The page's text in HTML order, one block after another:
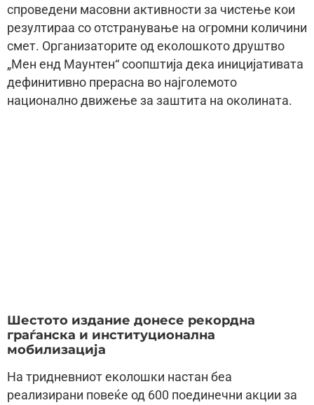
спроведени масовни активности за чистење кои
резултираа со отстранување на огромни количини
смет. Организаторите од еколошкото друштво
„Мен енд Маунтен“ соопштија дека иницијативата
дефинитивно прерасна во најголемото
национално движење за заштита на околината.
Шестото издание донесе рекордна
граѓанска и институционална
мобилизација
На тридневниот еколошки настан беа
реализирани повеќе од 600 поединечни акции за